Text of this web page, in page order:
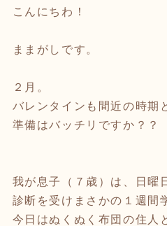
こんにちわ！
ままがしです。
２月。
バレンタインも間近の時期
準備はバッチリですか？？
我が息子（７歳）は、日曜
診断を受けまさかの１週間
今日はぬくぬく布団の住人